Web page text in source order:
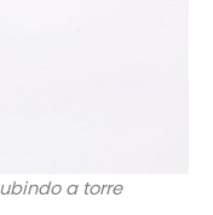
a torre